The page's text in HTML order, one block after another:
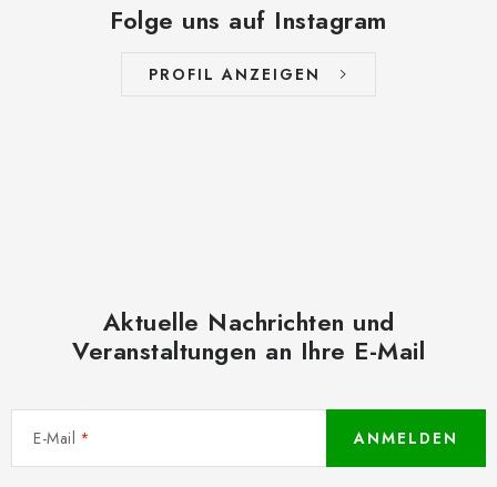
Folge uns auf Instagram
PROFIL ANZEIGEN
Aktuelle Nachrichten und
Veranstaltungen an Ihre E-Mail
E-Mail ANMELDEN